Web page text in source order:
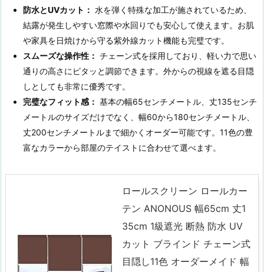
防水とUVカット： 水を弾く特殊な加工が施されているため、
結露が発生しやすい窓際や水回りでも安心して使えます。お肌
や家具を日焼けから守る紫外線カット機能も完璧です。
スムーズな操作性： チェーン式を採用しており、軽い力で思い
通りの高さにピタッと調節できます。外からの視線を遮る目隠
しとしても非常に優秀です。
完璧なフィット感： 基本の幅65センチメートル、丈135センチ
メートルのサイズだけでなく、幅60から180センチメートル、
丈200センチメートルまで細かくオーダー可能です。11色の豊
富なカラーから部屋のテイストに合わせて選べます。
ロールスクリーン ロールカー
テン ANONOUS 幅65cm 丈1
35cm 1級遮光 断熱 防水 UV
カット ブラインド チェーン式
目隠し11色 オーダーメイド 幅